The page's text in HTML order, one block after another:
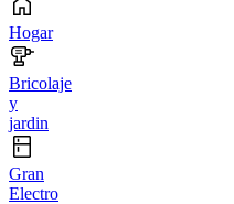
Hogar
Bricolaje
y
jardin
Gran
Electro